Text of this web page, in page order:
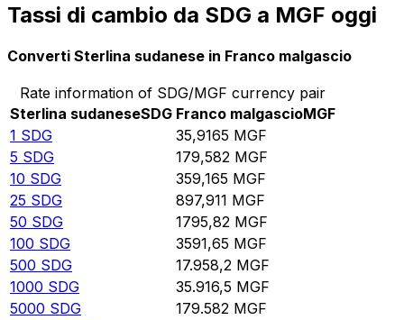
Tassi di cambio da SDG a MGF oggi
Converti Sterlina sudanese in Franco malgascio
Rate information of SDG/MGF currency pair
Sterlina sudaneseSDG Franco malgascioMGF
1 SDG 35,9165 MGF
5 SDG 179,582 MGF
10 SDG 359,165 MGF
25 SDG 897,911 MGF
50 SDG 1795,82 MGF
100 SDG 3591,65 MGF
500 SDG 17.958,2 MGF
1000 SDG 35.916,5 MGF
5000 SDG 179.582 MGF